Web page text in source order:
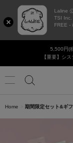
Laline
TSI Inc.
FREE -
5,500円(
【重要】シ
ロ
グ
香りで選ぶ
Home 期間限定セット&ギフ